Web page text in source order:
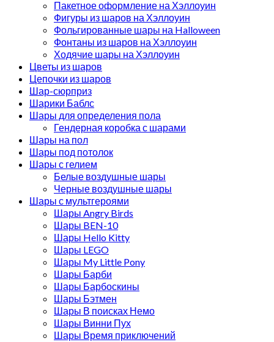
Пакетное оформление на Хэллоуин
Фигуры из шаров на Хэллоуин
Фольгированные шары на Halloween
Фонтаны из шаров на Хэллоуин
Ходячие шары на Хэллоуин
Цветы из шаров
Цепочки из шаров
Шар-сюрприз
Шарики Баблс
Шары для определения пола
Гендерная коробка с шарами
Шары на пол
Шары под потолок
Шары с гелием
Белые воздушные шары
Черные воздушные шары
Шары с мультгероями
Шары Angry Birds
Шары BEN-10
Шары Hello Kitty
Шары LEGO
Шары My Little Pony
Шары Барби
Шары Барбоскины
Шары Бэтмен
Шары В поисках Немо
Шары Винни Пух
Шары Время приключений